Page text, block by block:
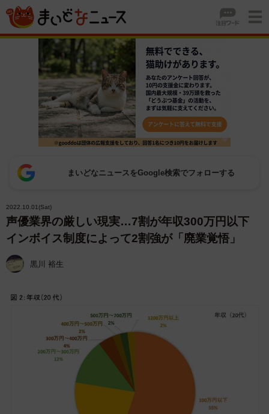
まいどなニュースをGoogle検索でフォローする
2022.10.01(Sat)
声優業界の厳しい現実…7割が年収300万円以下
インボイス制度によって2割強が「廃業覚悟」
黒川 裕生